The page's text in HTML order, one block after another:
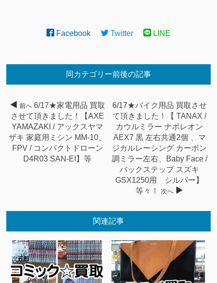
Facebook Twitter LINE
同カテゴリー前後の記事
前へ 6/17★家電用品 買取
させて頂きました！【AXE
YAMAZAKI / アックスヤマ
ザキ 家庭用ミシン MM-10、
FPV / コンパクトドローン
D4R03 SAN-EI】等
6/17★バイク用品 買取させ
て頂きました！【 TANAX /
カウルミラー ナポレオン
AEX7 黒 左右共通2個 、マ
ジカルレーシング カーボン
調ミラー左右、Baby Face /
バックステップ スズキ
GSX1250用 シルバー】
等々！
次へ
関連記事